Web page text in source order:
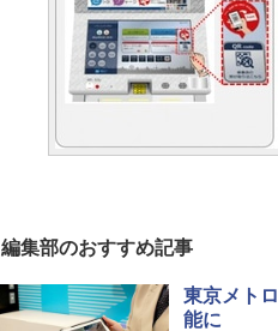
編集部のおすすめ記事
東京メト
能に